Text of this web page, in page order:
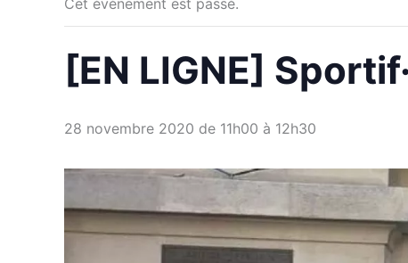
[EN LIGNE]
28 novembre 2020 de 11h00 à 12h30